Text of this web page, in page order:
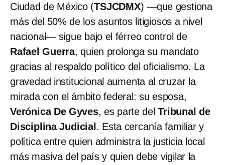
Ciudad de México (TSJCDMX) —que gestiona
más del 50% de los asuntos litigiosos a nivel
nacional— sigue bajo el férreo control de
Rafael Guerra, quien prolonga su mandato
gracias al respaldo político del oficialismo. La
gravedad institucional aumenta al cruzar la
mirada con el ámbito federal: su esposa,
Verónica De Gyves, es parte delTribunal de
Disciplina Judicial . Esta cercanía familiar y
política entre quien administra la justicia local
más masiva del país y quien debe vigilar la